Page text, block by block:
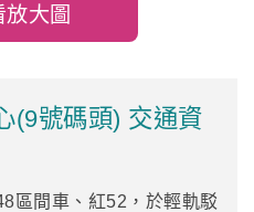
放大圖
(9號碼頭) 交通資
區間車、紅52，於輕軌駁